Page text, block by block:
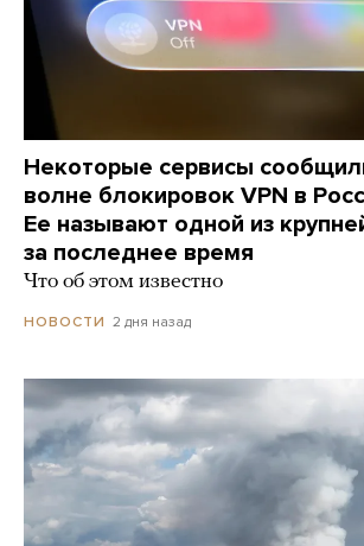
Некоторые сервисы
волне блокировок VPN в
Ее называют одной из
за последнее время
Что об этом известно
НОВОСТИ 2 дня назад